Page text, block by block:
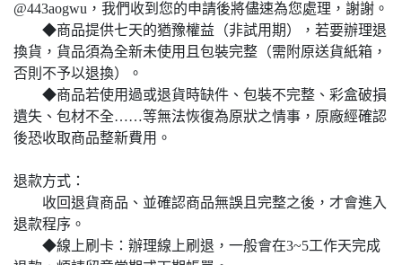
@443aogwu ，我們收到您的申請後將儘速為您處理，謝謝。
◆商品提供七天的猶豫權益（非試用期），若要辦理退
換貨，貨品須為全新未使用且包裝完整（需附原送貨紙箱，
否則不予以退換）。
◆商品若使用過或退貨時缺件、包裝不完整、彩盒破損
遺失、包材不全……等無法恢復為原狀之情事，原廠經確認
後恐收取商品整新費用。
退款方式：
收回退貨商品、並確認商品無誤且完整之後，才會進入
退款程序。
◆線上刷卡：辦理線上刷退，一般會在3~5工作天完成